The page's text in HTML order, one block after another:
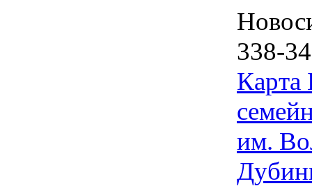
338-
Карта
им.